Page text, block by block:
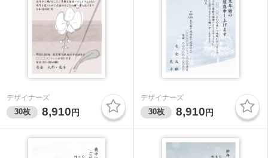
デザイナーズ
30枚 8,910 円
デザイナーズ
30枚 8,910 円